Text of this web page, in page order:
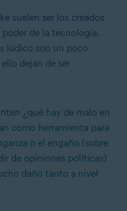
suelen ser los creados
poder de la tecnología.
lúdico son un poco
dejan de ser
¿qué hay de malo en
como herramienta para
o el engaño (sobre
de opiniones políticas)
daño tanto a nivel